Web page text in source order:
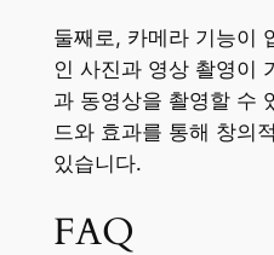
둘째로, 카메라 기능이
인 사진과 영상 촬영이
과 동영상을 촬영할 수
드와 효과를 통해 창의
있습니다.
FAQ